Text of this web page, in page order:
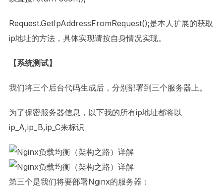
Request.GetIpAddressFromRequest();是本人扩展的获取
ip地址的方法，具体实现请按自身情况实现。
【系统测试】
我们将三个后台代码生成后，分别部署到三个服务器上。
为了保密服务器信息，以下我的所有ip地址都将以
ip_A,ip_B,ip_C来标识
第三个是我们将要部署Nginx的服务器：